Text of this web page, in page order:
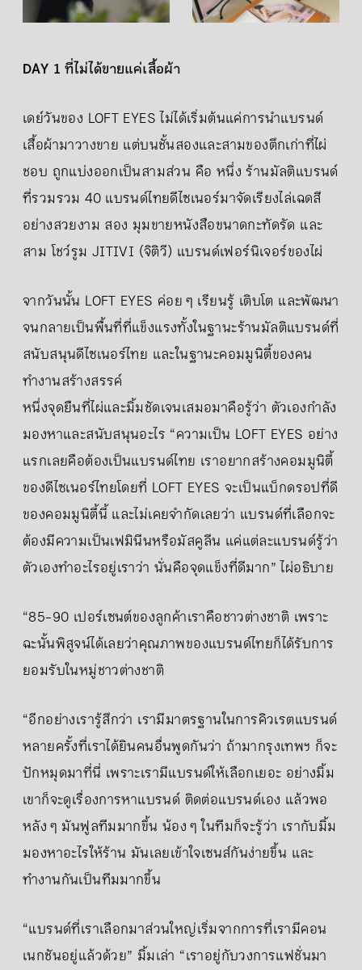
DAY 1 ที่ไม่ได้ขายแค่เสื้อผ้า
เดย์วันของ LOFT EYES ไม่ได้เริ่มต้นแค่การนำแบรนด์
เสื้อผ้ามาวางขาย แต่บนชั้นสองและสามของตึกเก่าที่ไผ่
ชอบ ถูกแบ่งออกเป็นสามส่วน คือ หนึ่ง ร้านมัลติแบรนด์
ที่รวมรวม 40 แบรนด์ไทยดีไซเนอร์มาจัดเรียงไล่เฉดสี
อย่างสวยงาม สอง มุมขายหนังสือขนาดกะทัดรัด และ
สาม โชว์รูม JITIVI (จิติวี) แบรนด์เฟอร์นิเจอร์ของไผ่
จากวันนั้น LOFT EYES ค่อย ๆ เรียนรู้ เติบโต และพัฒนา
จนกลายเป็นพื้นที่ที่แข็งแรงทั้งในฐานะร้านมัลติแบรนด์ที่
สนับสนุนดีไซเนอร์ไทย และในฐานะคอมมูนิตี้ของคน
ทำงานสร้างสรรค์
หนึ่งจุดยืนที่ไผ่และมิ้มชัดเจนเสมอมาคือรู้ว่า ตัวเองกำลัง
มองหาและสนับสนุนอะไร “ความเป็น LOFT EYES อย่าง
แรกเลยคือต้องเป็นแบรนด์ไทย เราอยากสร้างคอมมูนิตี้
ของดีไซเนอร์ไทยโดยที่ LOFT EYES จะเป็นแบ็กดรอปที่ดี
ของคอมมูนิตี้นี้ และไม่เคยจำกัดเลยว่า แบรนด์ที่เลือกจะ
ต้องมีความเป็นเฟมินีนหรือมัสคูลีน แค่แต่ละแบรนด์รู้ว่า
ตัวเองทำอะไรอยู่เราว่า นั่นคือจุดแข็งที่ดีมาก” ไผ่อธิบาย
“85-90 เปอร์เซนต์ของลูกค้าเราคือชาวต่างชาติ เพราะ
ฉะนั้นพิสูจน์ได้เลยว่าคุณภาพของแบรนด์ไทยก็ได้รับการ
ยอมรับในหมู่ชาวต่างชาติ
“อีกอย่างเรารู้สึกว่า เรามีมาตรฐานในการคิวเรตแบรนด์
หลายครั้งที่เราได้ยินคนอื่นพูดกันว่า ถ้ามากรุงเทพฯ ก็จะ
ปักหมุดมาที่นี่ เพราะเรามีแบรนด์ให้เลือกเยอะ อย่างมิ้ม
เขาก็จะดูเรื่องการหาแบรนด์ ติดต่อแบรนด์เอง แล้วพอ
หลัง ๆ มันฟูลทีมมากขึ้น น้อง ๆ ในทีมก็จะรู้ว่า เรากับมิ้ม
มองหาอะไรให้ร้าน มันเลยเข้าใจเซนส์กันง่ายขึ้น และ
ทำงานกันเป็นทีมมากขึ้น
“แบรนด์ที่เราเลือกมาส่วนใหญ่เริ่มจากการที่เรามีคอน
เนกชันอยู่แล้วด้วย” มิ้มเล่า “เราอยู่กับวงการแฟชั่นมา